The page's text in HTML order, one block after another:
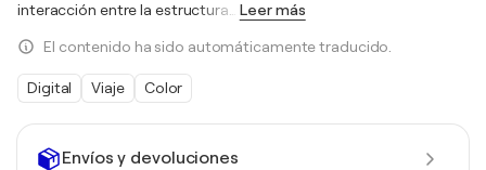
Envíos y devoluciones
interacción entre la estructura Leer más
El contenido ha sido automáticamente traducido.
Digital Viaje Color